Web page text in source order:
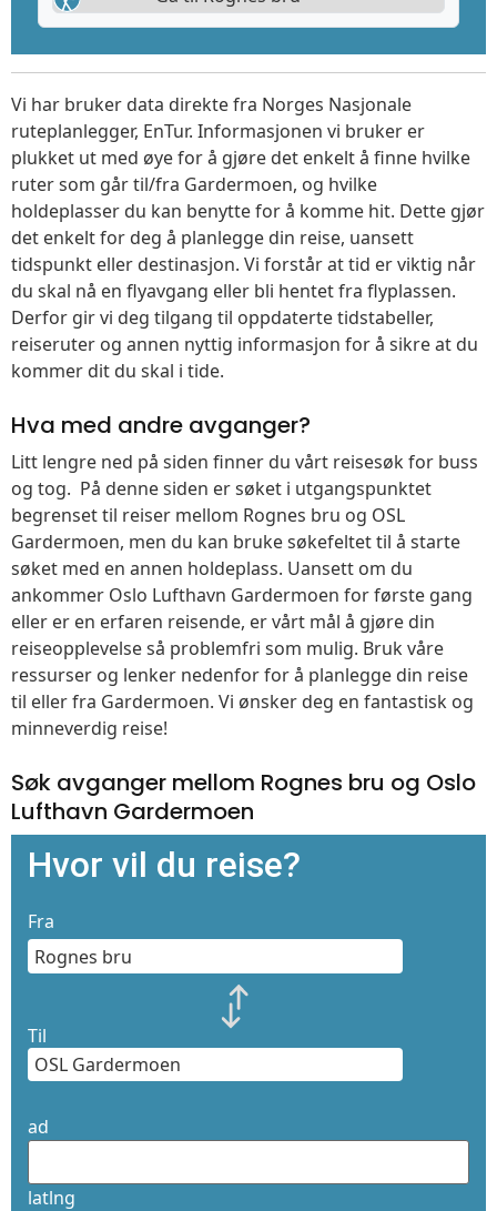
Vi har bruker data direkte fra Norges Nasjonale
ruteplanlegger, EnTur. Informasjonen vi bruker er
plukket ut med øye for å gjøre det enkelt å finne hvilke
ruter som går til/fra Gardermoen, og hvilke
holdeplasser du kan benytte for å komme hit. Dette gjør
det enkelt for deg å planlegge din reise, uansett
tidspunkt eller destinasjon. Vi forstår at tid er viktig når
du skal nå en flyavgang eller bli hentet fra flyplassen.
Derfor gir vi deg tilgang til oppdaterte tidstabeller,
reiseruter og annen nyttig informasjon for å sikre at du
kommer dit du skal i tide.
Hva med andre avganger?
Litt lengre ned på siden finner du vårt reisesøk for buss
og tog. På denne siden er søket i utgangspunktet
begrenset til reiser mellom Rognes bru og OSL
Gardermoen, men du kan bruke søkefeltet til å starte
søket med en annen holdeplass. Uansett om du
ankommer Oslo Lufthavn Gardermoen for første gang
eller er en erfaren reisende, er vårt mål å gjøre din
reiseopplevelse så problemfri som mulig. Bruk våre
ressurser og lenker nedenfor for å planlegge din reise
til eller fra Gardermoen. Vi ønsker deg en fantastisk og
minneverdig reise!
Søk avganger mellom Rognes bru og Oslo
Lufthavn Gardermoen
Hvor vil du reise?
Fra
Til
ad
latlng